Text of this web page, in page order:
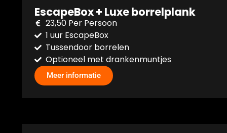
EscapeBox + Luxe borrelplank
23,50 Per Persoon
1 uur EscapeBox
Tussendoor borrelen
Optioneel met drankenmuntjes
Meer informatie